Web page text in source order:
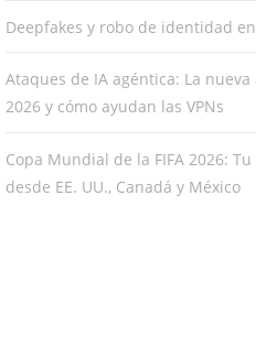
Deepfakes y robo de identidad
Ataques de IA agéntica: La
2026 y cómo ayudan las VPNs
Copa Mundial de la FIFA 2026:
desde EE. UU., Canadá y México